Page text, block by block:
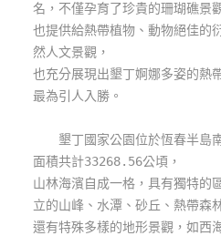
顧
客
滿
意
訂
管
名，不僅孕育了珍貴的珊瑚礁景
也提供給熱帶植物、動物絕佳的
然人文景觀，
也充分展現出墾丁婀娜多姿的熱
最為引人入勝。
墾丁國家公園位於恆春半島南
面積共計33268.56公頃，
山林海濱自成一格，具有獨特的
立的山峰、水潭、砂丘、熱帶森
還有特殊多樣的地形景觀，如西